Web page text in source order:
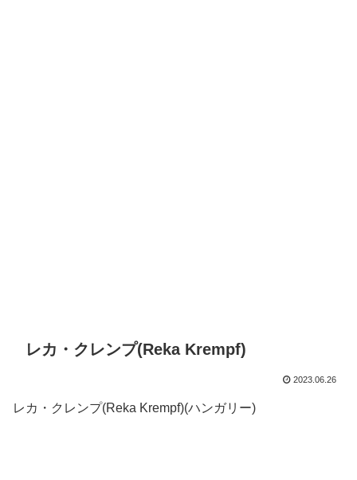
レカ・クレンプ(Reka Krempf)
2023.06.26
レカ・クレンプ(Reka Krempf)(ハンガリー)